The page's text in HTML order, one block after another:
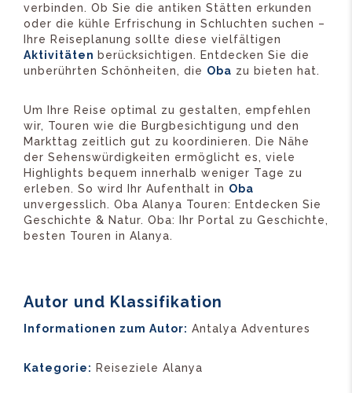
verbinden. Ob Sie die antiken Stätten erkunden
oder die kühle Erfrischung in Schluchten suchen –
Ihre Reiseplanung sollte diese vielfältigen
Aktivitäten berücksichtigen. Entdecken Sie die
unberührten Schönheiten, die Oba zu bieten hat.
Um Ihre Reise optimal zu gestalten, empfehlen
wir, Touren wie die Burgbesichtigung und den
Markttag zeitlich gut zu koordinieren. Die Nähe
der Sehenswürdigkeiten ermöglicht es, viele
Highlights bequem innerhalb weniger Tage zu
erleben. So wird Ihr Aufenthalt in Oba
unvergesslich. Oba Alanya Touren: Entdecken Sie
Geschichte & Natur. Oba: Ihr Portal zu Geschichte,
besten Touren in Alanya.
Autor und Klassifikation
Informationen zum Autor: Antalya Adventures
Kategorie: Reiseziele Alanya